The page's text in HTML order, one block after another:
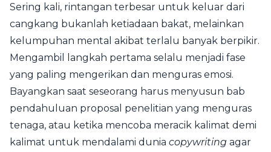
Sering kali, rintangan terbesar untuk keluar dari
cangkang bukanlah ketiadaan bakat, melainkan
kelumpuhan mental akibat terlalu banyak berpikir.
Mengambil langkah pertama selalu menjadi fase
yang paling mengerikan dan menguras emosi.
Bayangkan saat seseorang harus menyusun bab
pendahuluan proposal penelitian yang menguras
tenaga, atau ketika mencoba meracik kalimat demi
kalimat untuk mendalami dunia copywriting agar